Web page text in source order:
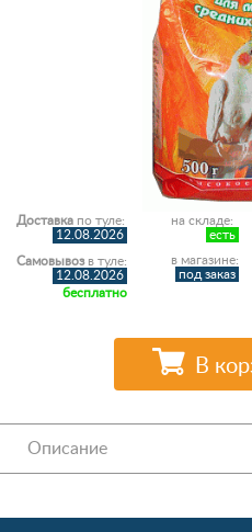
на складе:
есть
в магазине:
под заказ
Доставка по туле:
12.08.2026
Самовывозв туле:
12.08.2026
бесплатно
В
Описание